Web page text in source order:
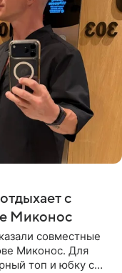
с
Миконос
совместные
Миконос. Для
топ и юбку с